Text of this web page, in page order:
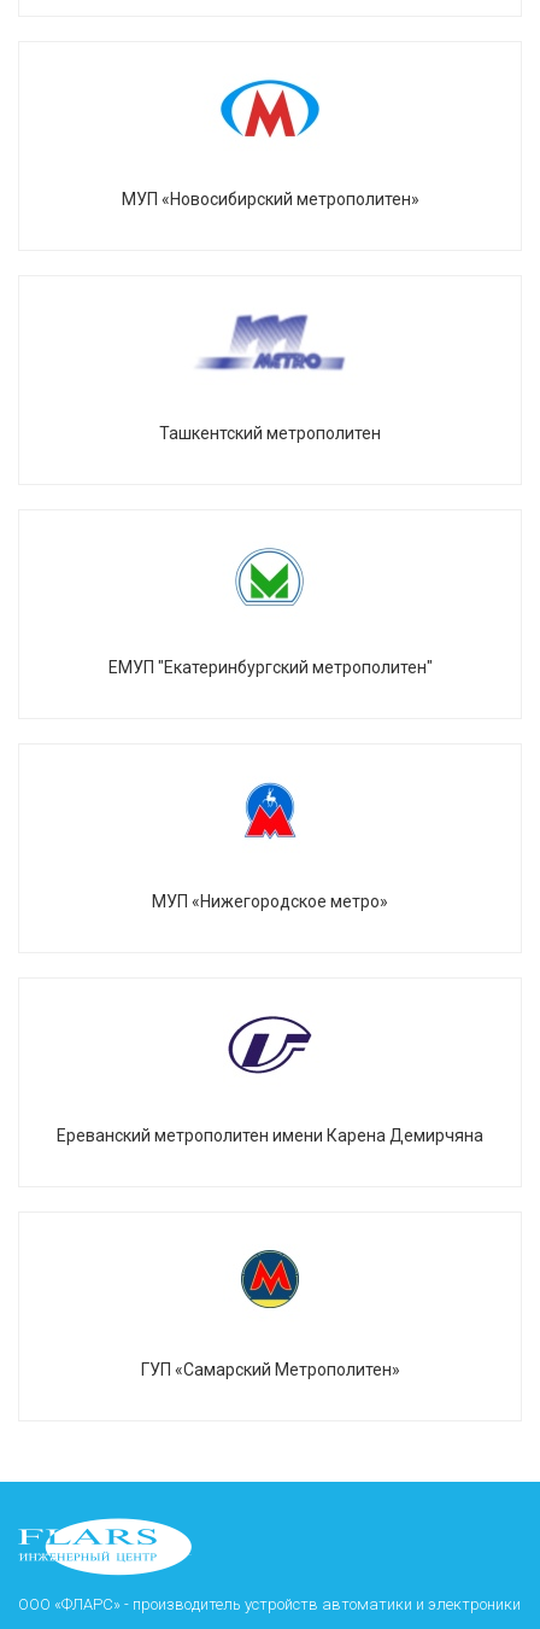
МУП «Новосибирский метрополитен»
Ташкентский метрополитен
ЕМУП "Екатеринбургский метрополитен"
МУП «Нижегородское метро»
Ереванский метрополитен имени Карена Демирчяна
ГУП «Самарский Метрополитен»
ООО «ФЛАРС» - производитель устройств автоматики и электроники